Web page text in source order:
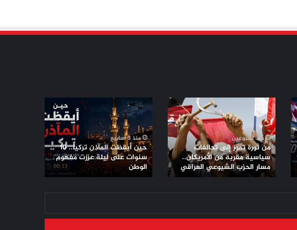
من
ثورة
تموز
إلى
تحالفات
سياسية
مقربة
من
الشيوعي
منذ أسبوعين
من ثورة تموز إلى تحالفات
سياسية مقربة من الأمريكان..
مسار الحزب الشيوعي العراقي
حين
أيقظت
المآذن
تركيا..
10
سنوات
على
ليلة
منذ 3 أسابيع
حين أيقظت المآذن تركيا.. 10
سنوات على ليلة عززت مفهوم
الوطن